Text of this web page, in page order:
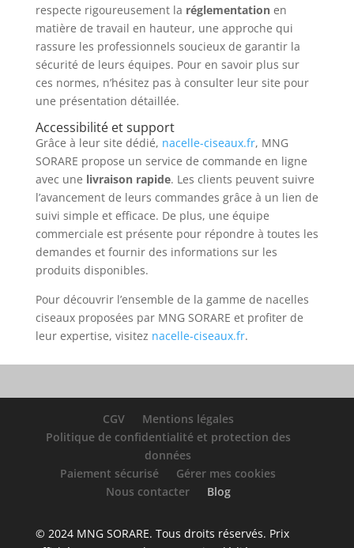
respecte rigoureusement la réglementationen
matière de travail en hauteur, une approche qui
rassure les professionnels soucieux de garantir la
sécurité de leurs équipes. Pour en savoir plus sur
ces normes, n’hésitez pas à consulter leur site pour
une présentation détaillée.
Accessibilité et support
Grâce à leur site dédié, nacelle-ciseaux.fr, MNG
SORARE propose un service de commande en ligne
avec une livraison rapide. Les clients peuvent suivre
l’avancement de leurs commandes grâce à un lien de
suivi simple et efficace. De plus, une équipe
commerciale est présente pour répondre à toutes les
demandes et fournir des informations sur les
produits disponibles.
Pour découvrir l’ensemble de la gamme de nacelles
ciseaux proposées par MNG SORARE et profiter de
leur expertise, visitez nacelle-ciseaux.fr.
CGV
Mentions légales
Politique de confidentialité et protection des
données
Paiement sécurisé
Gérer mes cookies
Nous contacter
Blog
© 2024 MNG SORARE. Tous droits réservés. Prix